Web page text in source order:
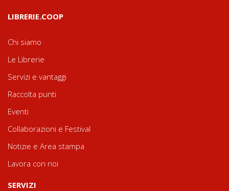
LIBRERIE.COOP
Chi siamo
Le Librerie
Servizi e vantaggi
Raccolta punti
Eventi
Collaborazioni e Festival
Notizie e Area stampa
Lavora con noi
SERVIZI